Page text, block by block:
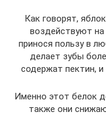
Как говорят,
воздействуют на
принося пользу в
делает зубы
содержат пектин,
Именно этот белок
также они